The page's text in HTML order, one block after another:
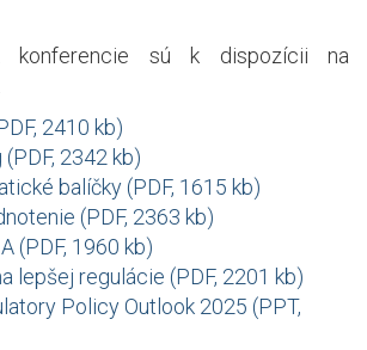
sú k dispozícii na
2410 kb)
2342 kb)
balíčky (PDF, 1615 kb)
(PDF, 2363 kb)
(PDF, 1960 kb)
lepšej regulácie (PDF, 2201 kb)
Policy Outlook 2025 (PPT,